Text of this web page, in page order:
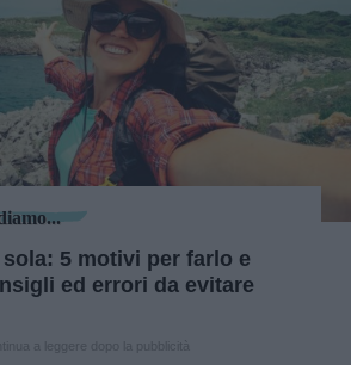
5 motivi per farlo e
ed errori da evitare